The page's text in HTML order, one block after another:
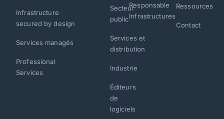
Infrastructure
secured by design
Services managés
Professional
Services
Secteur
public
Services et
distribution
Industrie
Éditeurs
de
logiciels
Responsable
Infrastructures
Ressources
Contact